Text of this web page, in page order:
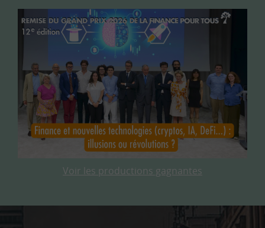
Voir les productions gagnantes